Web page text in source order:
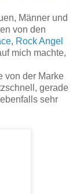
Männer und
von den
, Rock Angel
mich machte,
von der Marke
gerade
sehr